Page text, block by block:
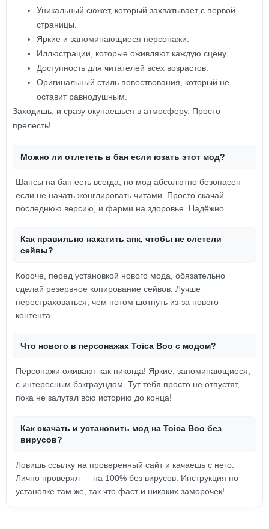
Уникальный сюжет, который захватывает с первой
страницы.
Яркие и запоминающиеся персонажи.
Иллюстрации, которые оживляют каждую сцену.
Доступность для читателей всех возрастов.
Оригинальный стиль повествования, который не
оставит равнодушным.
Заходишь, и сразу окунаешься в атмосферу. Просто
прелесть!
Можно ли отлететь в бан если юзать этот мод?
Шансы на бан есть всегда, но мод абсолютно безопасен —
если не начать жонглировать читами. Просто скачай
последнюю версию, и фарми на здоровье. Надёжно.
Как правильно накатить апк, чтобы не слетели
сейвы?
Короче, перед установкой нового мода, обязательно
сделай резервное копирование сейвов. Лучше
перестраховаться, чем потом шотнуть из-за нового
контента.
Что нового в персонажах Toica Boo с модом?
Персонажи оживают как никогда! Яркие, запоминающиеся,
с интересным бэкграундом. Тут тебя просто не отпустят,
пока не залутал всю историю до конца!
Как скачать и установить мод на Toica Boo без
вирусов?
Ловишь ссылку на проверенный сайт и качаешь с него.
Лично проверял — на 100% без вирусов. Инструкция по
установке там же, так что фаст и никаких заморочек!